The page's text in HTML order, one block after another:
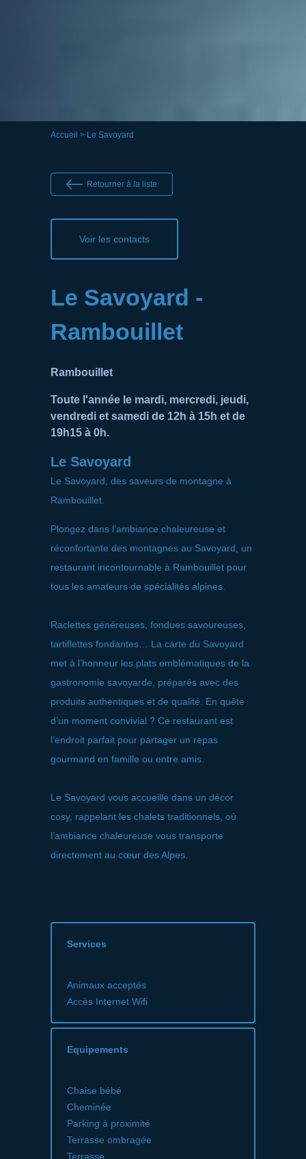
Accueil > Le Savoyard
Retourner à la liste
Voir les contacts
Le Savoyard -
Rambouillet
Rambouillet
Toute l'année le mardi, mercredi, jeudi,
vendredi et samedi de 12h à 15h et de
19h15 à 0h.
Le Savoyard
Le Savoyard, des saveurs de montagne à
Rambouillet.
Plongez dans l’ambiance chaleureuse et
réconfortante des montagnes au Savoyard, un
restaurant incontournable à Rambouillet pour
tous les amateurs de spécialités alpines.
Raclettes généreuses, fondues savoureuses,
tartiflettes fondantes… La carte du Savoyard
met à l’honneur les plats emblématiques de la
gastronomie savoyarde, préparés avec des
produits authentiques et de qualité. En quête
d’un moment convivial ? Ce restaurant est
l’endroit parfait pour partager un repas
gourmand en famille ou entre amis.
Le Savoyard vous accueille dans un décor
cosy, rappelant les chalets traditionnels, où
l’ambiance chaleureuse vous transporte
directement au cœur des Alpes.
Services
Animaux acceptés
Accès Internet Wifi
Equipements
Chaise bébé
Cheminée
Parking à proximité
Terrasse ombragée
Terrasse